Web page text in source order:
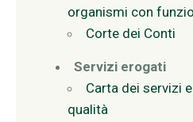
organismi con
Corte dei Conti
Servizi erogati
Carta dei servizi
qualità